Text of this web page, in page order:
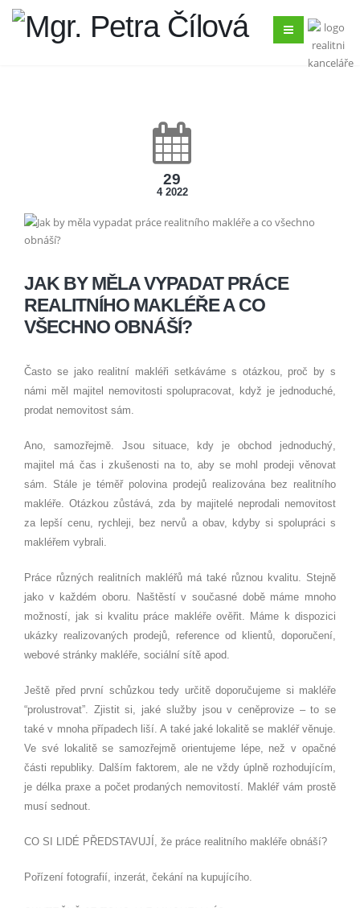
29
4 2022
JAK BY MĚLA VYPADAT PRÁCE
REALITNÍHO MAKLÉŘE A CO
VŠECHNO OBNÁŠÍ?
Často se jako realitní makléři setkáváme s otázkou, proč by s
námi měl majitel nemovitosti spolupracovat, když je jednoduché,
prodat nemovitost sám.
Ano, samozřejmě. Jsou situace, kdy je obchod jednoduchý,
majitel má čas i zkušenosti na to, aby se mohl prodeji věnovat
sám. Stále je téměř polovina prodejů realizována bez realitního
makléře. Otázkou zůstává, zda by majitel é neprodali nemovitost
za lepší cenu, rychleji, bez nervů a obav, kdyby si spolupráci s
makléřem vybrali.
Práce různých realitních makléřů má také různou kvalitu. Stejně
jako v každém oboru. Naštěstí v současné době máme mnoho
možností, jak si kvalitu práce makléře ověřit. Máme k dispozici
ukázky realizovaných prodejů, reference od klientů, doporučení,
webové stránky makléře, sociální sítě apod.
Ještě před první schůzkou tedy určitě doporučujeme si makléře
“prolustrovat”. Zjistit si, jaké služby jsou v ceněprovize – to se
takév mnoha případech liší. A také jaké lokalitě se makléř věnuje.
Ve své lokalitě se samozřejmě orientujeme l épe, nežv opačné
části republiky. Dalším faktorem, ale ne vždy úplně rozhodujícím,
je délka praxe a počet prodaných nemovitostí. Makléř vám prostě
musí sednout.
CO SI LIDÉ PŘEDSTAVUJÍ, že práce realitního makléře obnáší?
Pořízení fotografií, inzerát, čekání na kupujícího.